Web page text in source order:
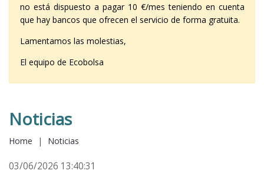
no está dispuesto a pagar 10 €/mes teniendo en cuenta
que hay bancos que ofrecen el servicio de forma gratuita.
Lamentamos las molestias,
El equipo de Ecobolsa
Noticias
Home | Noticias
03/06/2026 13:40:31